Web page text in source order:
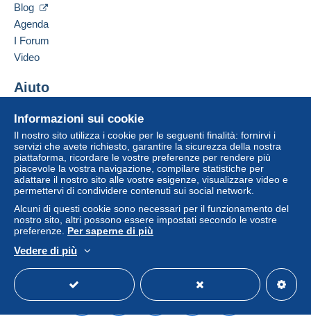
Informazioni sui cookie
Il nostro sito utilizza i cookie per le seguenti finalità: fornirvi i
servizi che avete richiesto, garantire la sicurezza della nostra
piattaforma, ricordare le vostre preferenze per rendere più
piacevole la vostra navigazione, compilare statistiche per
adattare il nostro sito alle vostre esigenze, visualizzare video e
permettervi di condividere contenuti sui social network.
Alcuni di questi cookie sono necessari per il funzionamento del
nostro sito, altri possono essere impostati secondo le vostre
preferenze. Per saperne di più
Vedere di più
Blog
Agenda
I Forum
Video
Aiuto
Acquistare su Delcampe
Vendere su Delcampe
Un sito sicuro